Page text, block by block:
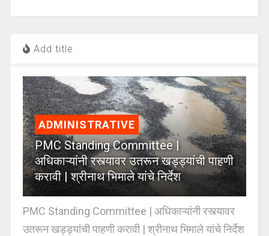
Add title
ADMINISTRATIVE
PMC Standing Committee |
अधिकाऱ्यांनी रस्त्यावर उतरून खड्ड्यांची पाहणी
करावी | श्रीनाथ भिमाले यांचे निर्देश
PMC Standing Committee | अधिकाऱ्यांनी रस्त्यावर
उतरून खड्ड्यांची पाहणी करावी | श्रीनाथ भिमाले यांचे निर्देश